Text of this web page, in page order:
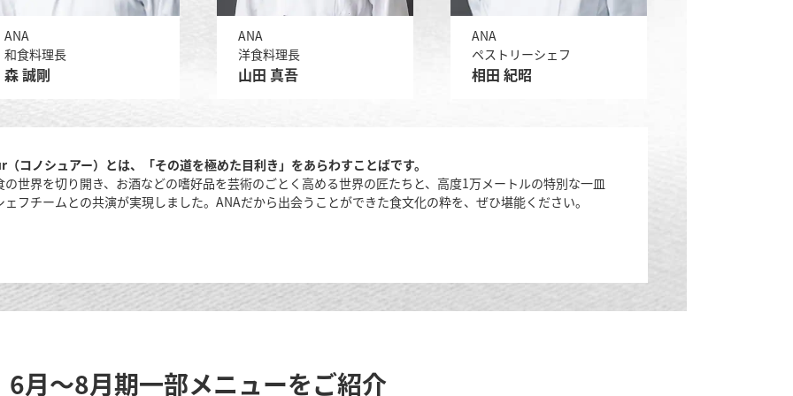
ANA
和食料理長
森 誠剛
ANA
洋食料理長
山田 真吾
ANA
ペストリーシェフ
相田 紀昭
コノシュアー）とは、「その道を極めた目利き」をあらわすことばです。
の世界を切り開き、お酒などの嗜好品を芸術のごとく高める世界の匠たちと、高度1万メートルの特別な一皿
ェフチームとの共演が実現しました。ANAだから出会うことができた食文化の粋を、ぜひ堪能ください。
6月～8月期一部メニューをご紹介